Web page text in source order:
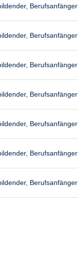
Berufsanfänger
Berufsanfänger
Berufsanfänger
Berufsanfänger
Berufsanfänger
Berufsanfänger
Berufsanfänger